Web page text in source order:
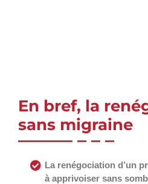
En bref, la
sans migraine
La renégociation d’un
à apprivoiser sans